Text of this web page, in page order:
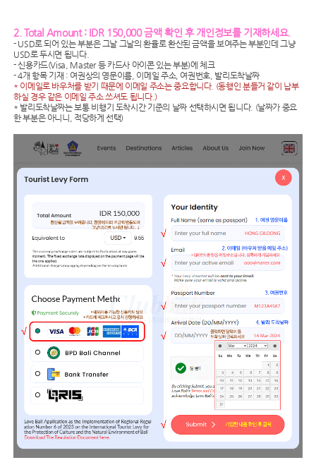
2. Total Amount : IDR 150,000 금액 확인 후 개인정보를 기재하세요.
- USD로 되어 있는 부분은 그날 그날의 환율로 환산된 금액을 보여주는 부분인데 그냥
USD로 두시면 됩니다.
- 신용카드(Visa, Master 등 카드사 아이콘 있는 부분)에 체크
- 4개 항목 기재 : 여권상의 영문이름, 이메일 주소, 여권번호, 발리도착날짜
* 이메일로 바우처를 받기 때문에 이메일 주소는 중요합니다. (동행인 분들거 같이 납부
하실 경우 같은 이메일 주소 쓰셔도 됩니다.)
* 발리도착날짜는 보통 비행기 도착시간 기준의 날짜 선택하시면 됩니다. (날짜가 중요
한 부분은 아니니, 적당하게 선택)